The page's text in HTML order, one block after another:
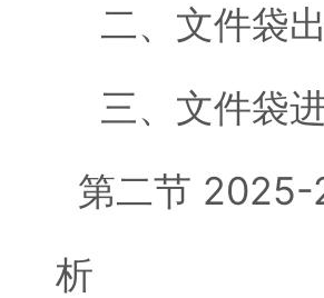
二、文件袋
三、文件袋
第二节 2025-
析